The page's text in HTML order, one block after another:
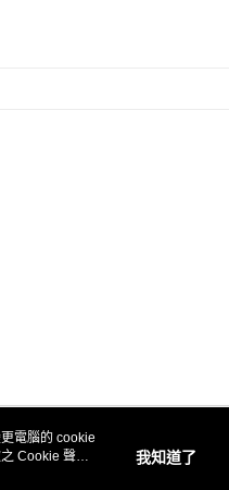
官
電腦的 cookie
Cookie 聲明
我知道了